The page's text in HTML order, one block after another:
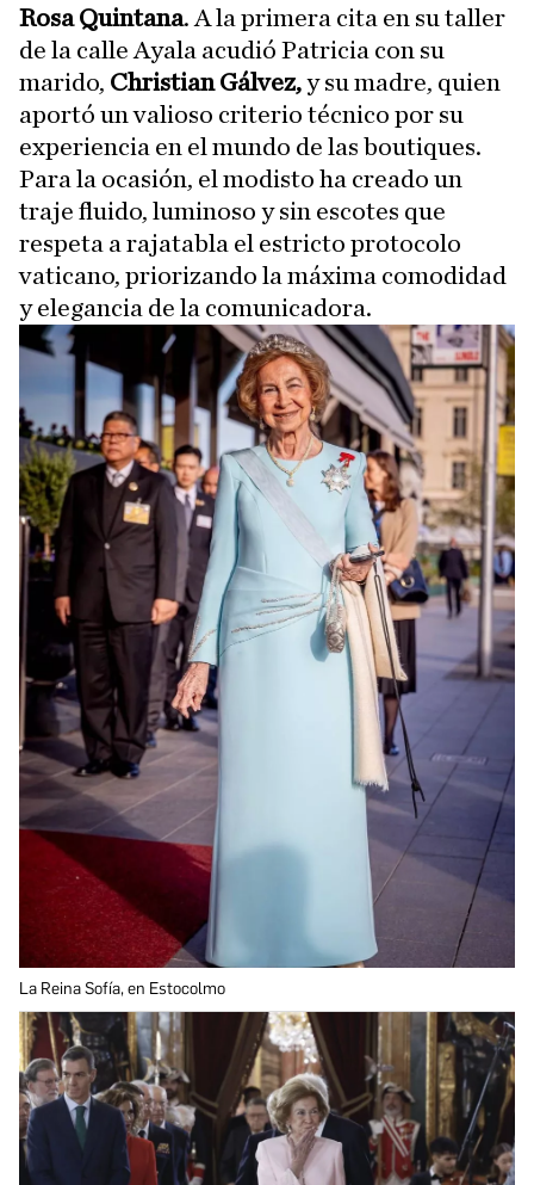
Rosa Quintana. A la primera cita en su taller
de la calle Ayala acudió Patricia con su
marido, Christian Gálvez,y su madre, quien
aportó un valioso criterio técnico por su
experiencia en el mundo de las boutiques.
Para la ocasión, el modisto ha creado un
traje fluido, luminoso y sin escotes que
respeta a rajatabla el estricto protocolo
vaticano, priorizando la máxima comodidad
y elegancia de la comunicadora.
La Reina Sofía, en Estocolmo